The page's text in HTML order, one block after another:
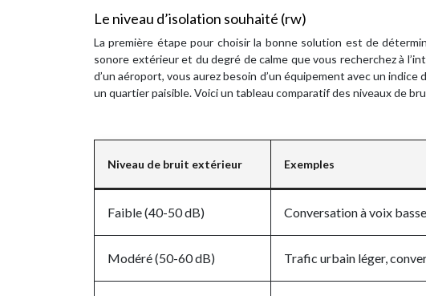
Le niveau d’isolation souhaité (rw)
La première étape pour choisir la bonne solution est de
sonore extérieur et du degré de calme que vous recherchez à
d’un aéroport, vous aurez besoin d’un équipement avec un
un quartier paisible. Voici un tableau comparatif des niveaux de
Niveau de bruit extérieur Exemples
Faible (40-50 dB) Conversation à voix
Modéré (50-60 dB) Trafic urbain léger,